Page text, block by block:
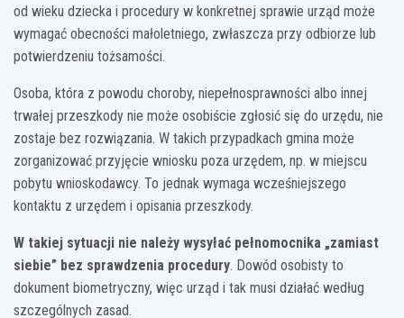
od wieku dziecka i procedury w konkretnej sprawie urząd może
wymagać obecności małoletniego, zwłaszcza przy odbiorze lub
potwierdzeniu tożsamości.
Osoba, która z powodu choroby, niepełnosprawności albo innej
trwałej przeszkody nie może osobiście zgłosić się do urzędu, nie
zostaje bez rozwiązania. W takich przypadkach gmina może
zorganizować przyjęcie wniosku poza urzędem, np. w miejscu
pobytu wnioskodawcy. To jednak wymaga wcześniejszego
kontaktu z urzędem i opisania przeszkody.
W takiej sytuacji nie należy wysyłać pełnomocnika „zamiast
siebie” bez sprawdzenia procedury. Dowód osobisty to
dokument biometryczny, więc urząd i tak musi działać według
szczególnych zasad.